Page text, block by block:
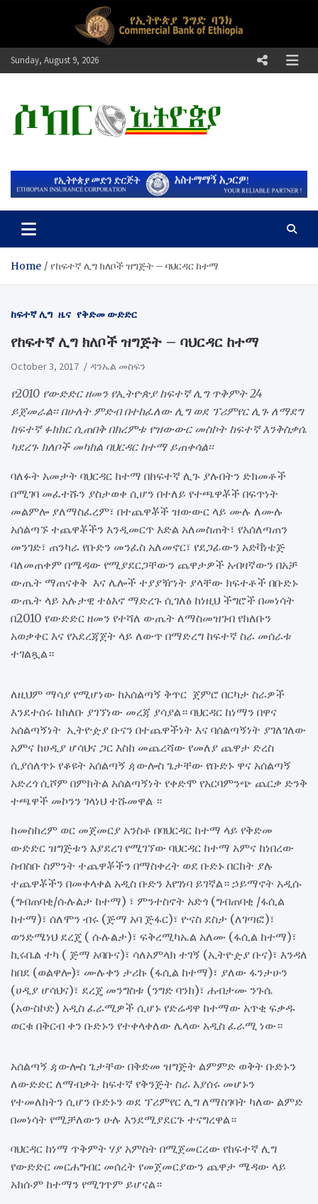
Sunday, August 9, 2026
ሶከር ኢትዮጵያ
Home ​የከፍተኛ ሊግ ክለቦች ዝግጅት – ባህርዳር ከተማ
ከፍተኛ ሊግ ዜና የቅድመ ውድድር
​የከፍተኛ ሊግ ክለቦች ዝግጅት – ባህርዳር ከተማ
October 3, 2017 ዳንኤል መስፍን
የ2010 የውድድር ዘመን የኢትዮጵያ ከፍተኛ ሊግ ጥቅምት 24
ይጀመራል፡፡ በሁለት ምድብ በተከፈለው ሊግ ወደ ፕሪምየር ሊጉ ለማደግ
ከፍተኛ ፉክክር ሲጠበቅ በክረምቱ የዝውውር መስኮት ከፍተኛ እንቅስቃሴ
ካደረጉ ክለቦች መካከል ባህርዳር ከተማ ይጠቀሳል፡፡
ባለፉት አመታት ባህርዳር ከተማ በከፍተኛ ሊጉ ያሉበትን ድክመቶች
በሚገባ መፈተሹን ያስታወቀ ሲሆን በተለይ የተጫዋቾች በፍጥነት
መልምሎ ያለማስፈረም፣ በተጨዋቾች ዝውውር ላይ ሙሉ ለሙሉ
አሰልጣኙ ተጨዋቾችን እንዲመርጥ እድል አለመስጠት፣ የአሰለጣጠን
መንገድ፣ ጠንካራ የቡድን መንፈስ አለመኖር፣ የደጋፊውን አድቫነቴጅ
ባለመጠቀም በሜዳው የሚያደርጋቸውን ጨዋታዎች አብዛኛውን በአቻ
ውጤት ማጠናቀቅ እና ሌሎች ተያያዥነት ያላቸው ክፍተቶች በቡድኑ
ውጤት ላይ አሉታዊ ተፅእኖ ማድረጉ ሲገለፅ ከነዚህ ችግሮች በመነሳት
በ2010 የውድድር ዘመን የተሻለ ውጤት ለማስመዝገብ የክለቡን
አወቃቀር እና የአደረጃጀት ላይ ለውጥ በማድረግ ከፍተኛ ስራ መሰራቱ
ተገልጿል።
ለዚህም ማሳያ የሚሆነው ከአሰልጣኝ ቅጥር ጀምሮ በርካታ ስራዎች
እንደተሰሩ ከክለቡ ያገኘነው መረጃ ያሳያል። ባህርዳር ከነማን በዋና
አሰልጣኝነት ኢትዮዽያ ቡናን በተጨዋችነት እና ባሰልጣኝነት ያገለገለው
አምና ከሀዲያ ሆሳህና ጋር እስከ መጨረሻው የመለያ ጨዋታ ድረስ
ሲያሰለጥኑ የቆዩት አሰልጣኝ ዻውሎስ ጌታቸው የቡድኑ ዋና አሰልጣኝ
አድረጎ ሲሾም በምክትል አሰልጣኝነት የቀድሞ የአርባምንጭ ጨርቃ ድንቅ
ተጫዋች መኮንን ገላነህ ተሹመዋል ።
ከመስከረም ወር መጀመርያ አንስቶ በባህርዳር ከተማ ላይ የቅድመ
ውድድር ዝግጅቱን እያደረገ የሚገኘው ባህርዳር ከተማ አምና ከነበረው
ስብስቡ ስምንት ተጨዋቾችን በማስቀረት ወደ ቡድኑ በርከት ያሉ
ተጨዋቾችን በመቀላቀል አዲስ ቡድን እየገነባ ይገኛል። ኃይማኖት አዲሱ
(ግብጠባቂ/ሱሉልታ ከተማ) ፣ ምንተስኖት አድጎ (ግብጠባቂ /ፋሲል
ከተማ)፣ ሰለሞን ብሩ (ጅማ አባ ጅፋር)፣ ዮናስ ደስታ (ለገጣፎ)፣
ወንድሜነህ ደረጄ ( ሱሉልታ)፣ ፍቅረሚካኤል አለሙ (ፋሲል ከተማ)፣
ኪሩቤል ተካ ( ጅማ አባቡና)፣ ሳለአምላክ ተገኝ (ኢትዮዽያ ቡና)፣ እንዳለ
ከበደ (ወልዋሎ)፣ ሙሉቀን ታሪኩ (ፋሲል ከተማ)፣ ያለው ፋንታሁን
(ሀዲያ ሆሳህና)፣ ደረጄ መንግስቱ (ንግድ ባንክ)፣ ሐብታሙ ንጉሴ
(አውስኮድ) አዲስ ፈራሚዎች ሲሆኑ የድሬዳዋ ከተማው አጥቂ ፍቃዱ
ወርቁ በቅርብ ቀን ቡድኑን የተቀላቀለው ሌላው አዲስ ፈራሚ ነው።
አሰልጣኝ ዻውሎስ ጌታቸው በቅድመ ዝግጅት ልምምድ ወቅት ቡድኑን
ለውድድር ለማብቃት ከፍተኛ የቅንጅት ስራ እያሰሩ መሆኑን
የተመለከትን ሲሆን ቡድኑን ወደ ፕሪምየር ሊግ ለማስገባት ካለው ልምድ
በመነሳት የሚቻለውን ሁሉ እንደሚያደርጉ ተናግረዋል።
ባህርዳር ከነማ ጥቅምት ሃያ አምስት በሚጀመርረው የከፍተኛ ሊግ
የውድድር መርሐግብር መሰረት የመጀመርያውን ጨዋታ ሜዳው ላይ
አክሱም ከተማን የሚገጥም ይሆናል።